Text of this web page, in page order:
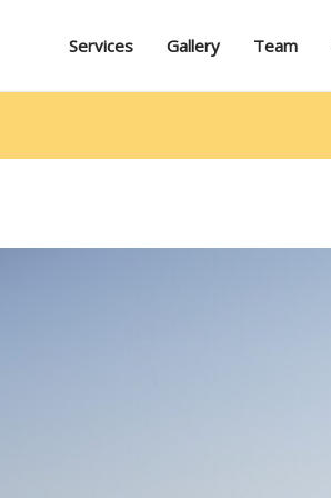
Services Gallery Team